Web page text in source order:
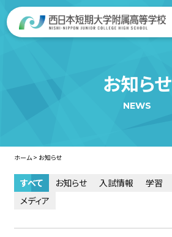
お知らせ
NEWS
ホーム> お知らせ
すべて お知らせ 入試情報 学習
メディア